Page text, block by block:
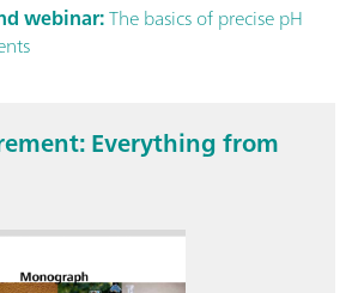
webinar:The basics of precise pH
Everything from